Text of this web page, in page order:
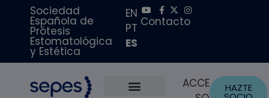
Sociedad
Española de
Prótesis
Estomatológica
y Estética
EN
PT
ES
Contacto
ACCE
HAZTE